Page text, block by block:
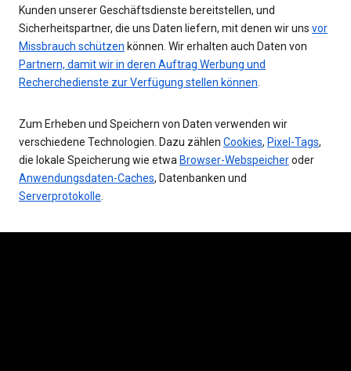
Kunden unserer Geschäftsdienste bereitstellen, und
Sicherheitspartner, die uns Daten liefern, mit denen wir uns vor
Missbrauch schützen können. Wir erhalten auch Daten von
Partnern, damit wir in deren Auftrag Werbung und
Recherchedienste zur Verfügung stellen können
Zum Erheben und Speichern von Daten verwenden wir
verschiedene Technologien. Dazu zählen Cookies, Pixel-Tags,
die lokale Speicherung wie etwa Browser-Webspeicheroder
Anwendungsdaten-Caches, Datenbanken und
Serverprotokolle